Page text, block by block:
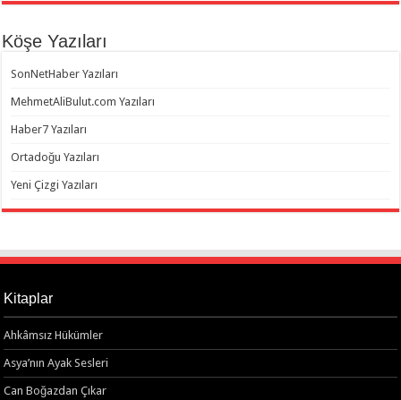
Köşe Yazıları
SonNetHaber Yazıları
MehmetAliBulut.com Yazıları
Haber7 Yazıları
Ortadoğu Yazıları
Yeni Çizgi Yazıları
Kitaplar
Ahkâmsız Hükümler
Asya’nın Ayak Sesleri
Can Boğazdan Çıkar